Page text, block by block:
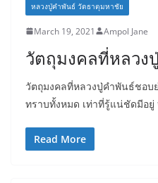
หลวงปู่คำพันธ์ วัดธาตุมหาชัย
March 19, 2021 Ampol Jane
วัตถุมงคลที่หลวง
วัตถุมงคลที่หลวงปู่คำพันธ์ชอบ
ทราบทั้งหมด เท่าที่รู้แน่ชัดมีอยู่
Read More